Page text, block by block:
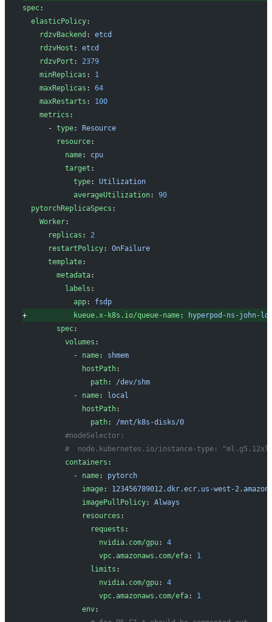
spec:
elasticPolicy:
   rdzvBackend
: etcd
   rdzvHost
: etcd
   rdzvPort
: 2379
   minReplicas
: 1
   maxReplicas
: 64
   maxRestarts
: 100
   metrics
:
     -
type:
Resource
       resource
:
         name
: cpu
         target
:
           type
: Utilization
           averageUtilization
: 90
pytorchReplicaSpecs :
   Worker
:
     replicas
: 2
     restartPolicy
: OnFailure
     template
:
       metadata
:
         labels
:
           app
: fsdp
+
           kueue.x-k8s.io/queue-name
:
hyperpod-ns-john-
       spec
:
         volumes
:
           -
name: shmem
             hostPath
:
               path
: /dev/shm
           -
name:
local
             hostPath
:
               path
: /mnt/k8s-disks/0
         #nodeSelector:
#  node.kubernetes.io/instance-type:
         containers
:
           -
name: pytorch
             image
: 123456789012.dkr.ecr.us-west-
             imagePullPolicy
: Always
             resources
:
               requests
:
                 nvidia.com/gpu
: 4
                 vpc.amazonaws.com/efa
: 1
               limits
:
                 nvidia.com/gpu
: 4
                 vpc.amazonaws.com/efa
: 1
             env
: